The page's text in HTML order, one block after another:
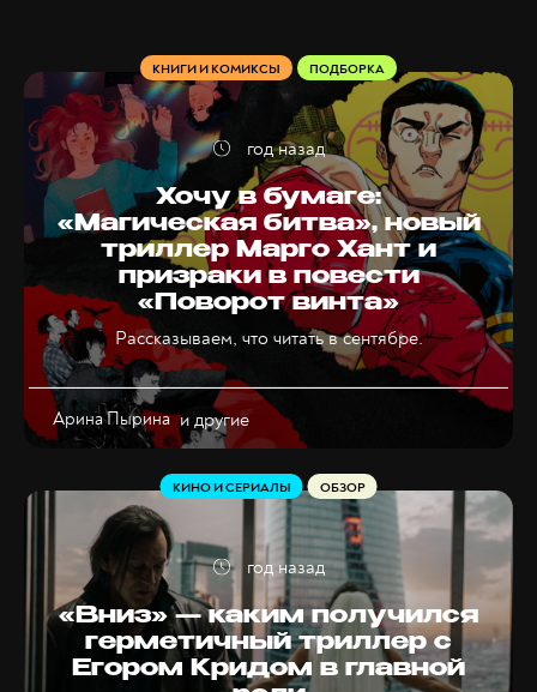
Хочу в бумаге:
«Магическая битва», новый
триллер Марго Хант и
призраки в повести
«Поворот винта»
Рассказываем, что читать в сентябре.
КНИГИ И КОМИКСЫ ПОДБОРКА
Арина Пыринаи другие
год назад
«Вниз» — каким получился
герметичный триллер с
Егором Кридом в главной
КИНО И СЕРИАЛЫ ОБЗОР
год назад